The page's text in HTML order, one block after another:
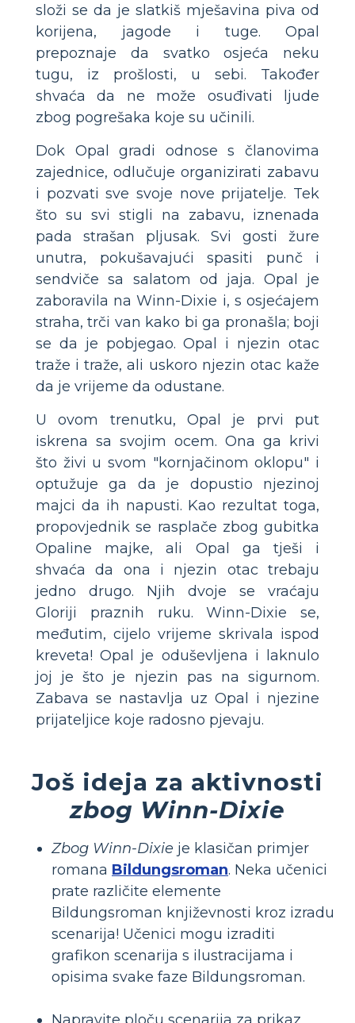
složi se da je slatkiš mješavina piva od
korijena, jagode i tuge. Opal
prepoznaje da svatko osjeća neku
tugu, iz prošlosti, u sebi. Također
shvaća da ne može osuđivati ljude
zbog pogrešaka koje su učinili.
Dok Opal gradi odnose s članovima
zajednice, odlučuje organizirati zabavu
i pozvati sve svoje nove prijatelje. Tek
što su svi stigli na zabavu, iznenada
pada strašan pljusak. Svi gosti žure
unutra, pokušavajući spasiti punč i
sendviče sa salatom od jaja. Opal je
zaboravila na Winn-Dixie i, s osjećajem
straha, trči van kako bi ga pronašla; boji
se da je pobjegao. Opal i njezin otac
traže i traže, ali uskoro njezin otac kaže
da je vrijeme da odustane.
U ovom trenutku, Opal je prvi put
iskrena sa svojim ocem. Ona ga krivi
što živi u svom "kornjačinom oklopu" i
optužuje ga da je dopustio njezinoj
majci da ih napusti. Kao rezultat toga,
propovjednik se rasplače zbog gubitka
Opaline majke, ali Opal ga tješi i
shvaća da ona i njezin otac trebaju
jedno drugo. Njih dvoje se vraćaju
Gloriji praznih ruku. Winn-Dixie se,
međutim, cijelo vrijeme skrivala ispod
kreveta! Opal je oduševljena i laknulo
joj je što je njezin pas na sigurnom.
Zabava se nastavlja uz Opal i njezine
prijateljice koje radosno pjevaju.
Još ideja za aktivnosti
zbog Winn-Dixie
Zbog Winn-Dixie je klasičan primjer
romana Bildungsroman. Neka učenici
prate različite elemente
Bildungsroman književnosti kroz izradu
scenarija! Učenici mogu izraditi
grafikon scenarija s ilustracijama i
opisima svake faze Bildungsroman.